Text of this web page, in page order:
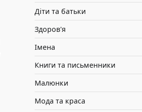
Діти та батьки
Здоров'я
Імена
Книги та письменники
Малюнки
Мода та краса